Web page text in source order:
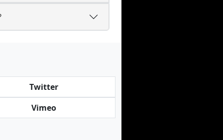
Twitter
Vimeo